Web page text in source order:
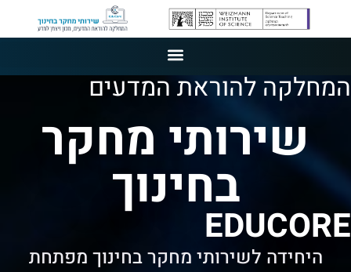
המחלקה להוראת המדעים
שירותי מחקר
בחינוך
EDUCORE
היחידה לשירותי מחקר בחינוך מפתחת